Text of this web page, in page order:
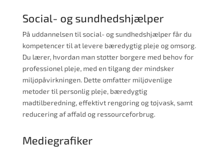
Social- og sundhedshjælper
På uddannelsen til social- og sundhedshjælper får du
kompetencer til at levere bæredygtig pleje og omsorg.
Du lærer, hvordan man støtter borgere med behov for
professionel pleje, med en tilgang der mindsker
miljøpåvirkningen. Dette omfatter miljøvenlige
metoder til personlig pleje, bæredygtig
madtilberedning, effektivt rengøring og tøjvask, samt
reducering af affald og ressourceforbrug.
Mediegrafiker